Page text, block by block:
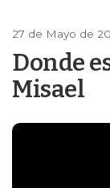
27 de Mayo de
Donde
Misael